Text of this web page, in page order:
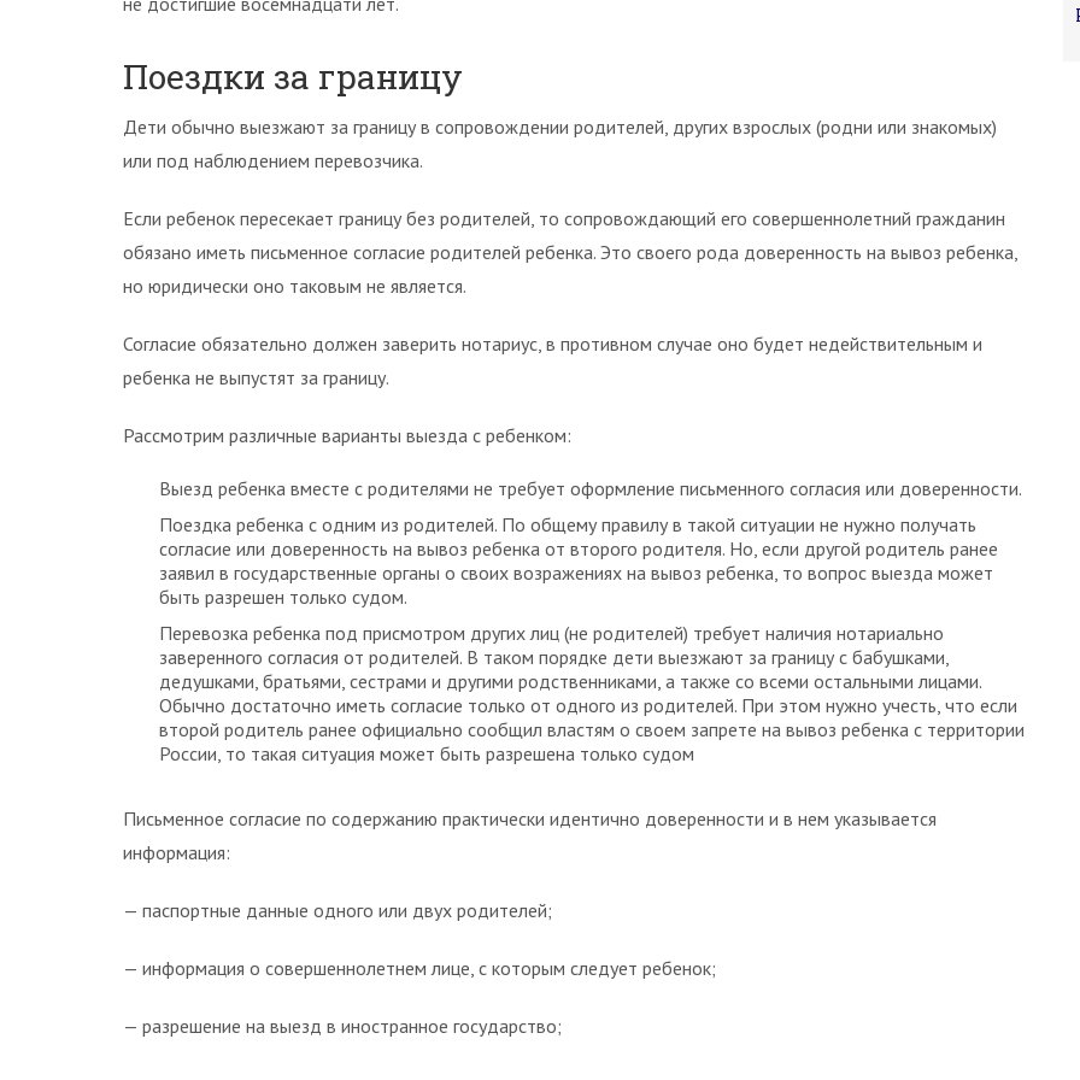
Поездки за границу
Дети обычно выезжают за границу в сопровождении родителей, других взрослых (родни или знакомых)
или под наблюдением перевозчика.
Если ребенок пересекает границу без родителей, то сопровождающий его совершеннолетний гражданин
обязано иметь письменное согласие родителей ребенка. Это своего рода доверенность на вывоз ребенка,
но юридически оно таковым не является.
Согласие обязательно должен заверить нотариус, в противном случае оно будет недействительным и
ребенка не выпустят за границу.
Рассмотрим различные варианты выезда с ребенком:
Выезд ребенка вместе с родителями не требует оформление письменного согласия или доверенности.
Поездка ребенка с одним из родителей. По общему правилу в такой ситуации не нужно получать
согласие или доверенность на вывоз ребенка от второго родителя. Но, если другой родитель ранее
заявил в государственные органы о своих возражениях на вывоз ребенка, то вопрос выезда может
быть разрешен только судом.
Перевозка ребенка под присмотром других лиц (не родителей) требует наличия нотариально
заверенного согласия от родителей. В таком порядке дети выезжают за границу с бабушками,
дедушками, братьями, сестрами и другими родственниками, а также со всеми остальными лицами.
Обычно достаточно иметь согласие только от одного из родителей. При этом нужно учесть, что если
второй родитель ранее официально сообщил властям о своем запрете на вывоз ребенка с территории
России, то такая ситуация может быть разрешена только судом
Письменное согласие по содержанию практически идентично доверенности и в нем указывается
информация:
— паспортные данные одного или двух родителей;
— информация о совершеннолетнем лице, с которым следует ребенок;
— разрешение на выезд в иностранное государство;